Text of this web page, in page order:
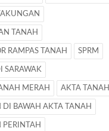
TANAH
RAMPAS TANAH SPRM
SARAWAK
MERAH AKTA TANAH
DI BAWAH AKTA TANAH
PERINTAH